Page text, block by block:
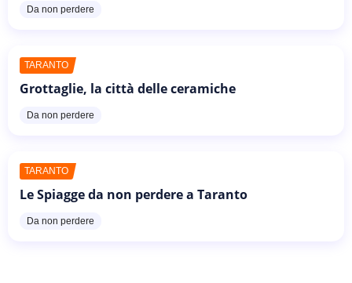
Da non perdere
TARANTO
Grottaglie, la città delle ceramiche
Da non perdere
TARANTO
Le Spiagge da non perdere a Taranto
Da non perdere